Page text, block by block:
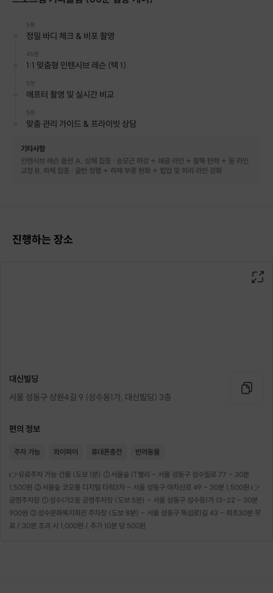
팔뚝과 허리 라인까지.
[The Dress Fit]을 통해
어떻게 달라질 수 있는지 직접 확인해 보세요.
| 왜 다이어트만으로는 예쁜 드레스핏을 만들 수 없
을까요?
쇄골 라인을 숨겨버립니다.
포토샵은
사진 속 승모근을 지워줄 수 있지만,
본식 당일 하객들이 직접 보는
5분
정밀 바디 체크 & 비포 촬영
45분
1:1 맞춤형 인텐시브 레슨 (택 1)
5분
애프터 촬영 및 실시간 비교
5분
맞춤 관리 가이드 & 프라이빗 상담
기타사항
인텐시브 레슨 옵션 A. 상체 집중 : 승모근 하강 + 쇄골 라인 + 팔뚝 탄력 + 등 라인
교정 B. 하체 집중 : 골반 정렬 + 하체 부종 완화 + 힙업 및 허리 라인 강화
진행하는 장소
대신빌딩
서울 성동구 상원4길 9 (성수동1가, 대신빌딩) 3층
편의 정보
주차 가능 와이파이 휴대폰충전 반려동물
👉유료주차 가능 건물 (도보 1분) ①서울숲 IT밸리 - 서울 성동구 성수일로 77 - 30분
1,500원 ②서울숲 코오롱 디지털 타워3차 - 서울 성동구 아차산로 49 - 30분 1,500원 👉
공영주차장 ①성수1가2동 공영주차장 (도보 5분) - 서울 성동구 성수동1가 13-22 - 30분
900원 ②성수문화복지회관 주차장 (도보 8분) - 서울 성동구 뚝섬로1길 43 - 최초30분 무
료 / 30분 초과 시 1,000원 / 추가 10분 당 500원